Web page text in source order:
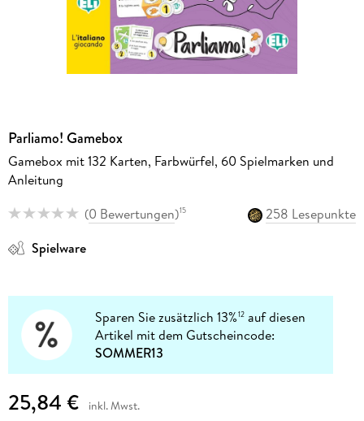
Parliamo! Gamebox
Gamebox mit 132 Karten, Farbwürfel, 60 Spielmarken und
Anleitung
(0 Bewertungen)15
258 Lesepunkte
Spielware
Sparen Sie zusätzlich 13%12 auf diesen
Artikel mit dem Gutscheincode:
SOMMER13
25,84 € inkl. Mwst.